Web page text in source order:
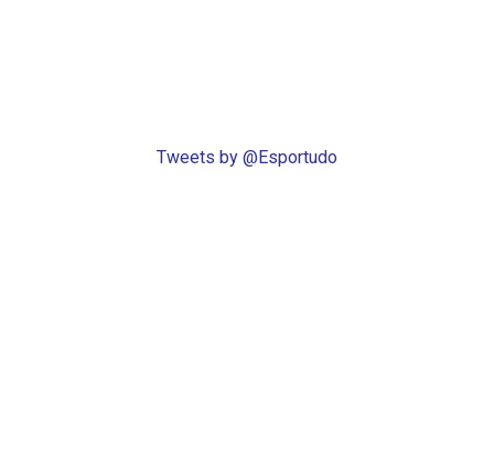
Tweets by @Esportudo